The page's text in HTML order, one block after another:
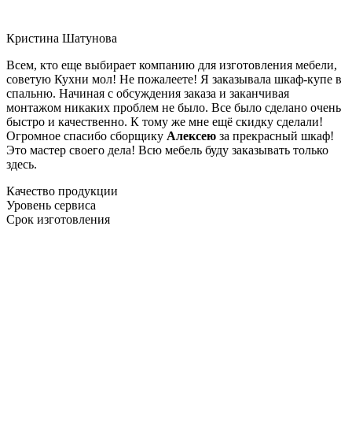
Кристина Шатунова
Всем, кто еще выбирает компанию для изготовления мебели,
советую Кухни мол! Не пожалеете! Я заказывала шкаф-купе в
спальню. Начиная с обсуждения заказа и заканчивая
монтажом никаких проблем не было. Все было сделано очень
быстро и качественно. К тому же мне ещё скидку сделали!
Огромное спасибо сборщику Алексею за прекрасный шкаф!
Это мастер своего дела! Всю мебель буду заказывать только
здесь.
Качество продукции
Уровень сервиса
Срок изготовления